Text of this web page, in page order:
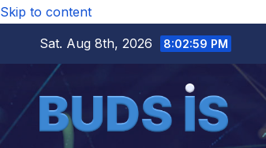
Skip to content
Sat. Aug 8th, 2026
8:02:59 PM